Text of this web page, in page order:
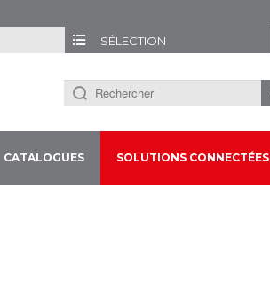
SÉLECTION
CATALOGUES SOLUTIONS CONNECTÉES